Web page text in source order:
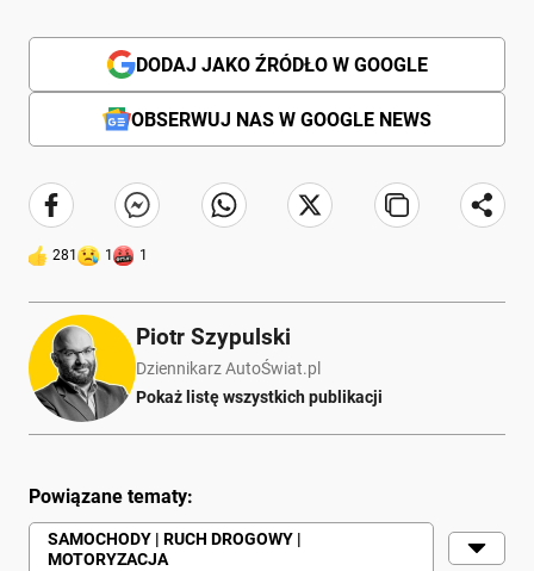
DODAJ JAKO ŹRÓDŁO W GOOGLE
OBSERWUJ NAS W GOOGLE NEWS
281 1 1
Piotr Szypulski
Dziennikarz AutoŚwiat.pl
Pokaż listę wszystkich publikacji
Powiązane tematy:
SAMOCHODY | RUCH DROGOWY |
MOTORYZACJA